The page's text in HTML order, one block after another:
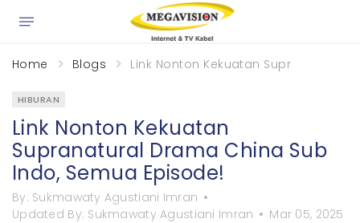
Home Blogs Link Nonton Kekuatan Supranatural
HIBURAN
Link Nonton Kekuatan
Supranatural Drama China Sub
Indo, Semua Episode!
By: Sukmawaty Agustiani Imran
Updated By: Sukmawaty Agustiani Imran Mar 05, 2025